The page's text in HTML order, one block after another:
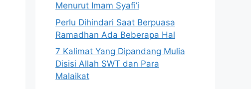
Menurut Imam Syafi’i
Perlu Dihindari Saat Berpuasa
Ramadhan Ada Beberapa Hal
7 Kalimat Yang Dipandang Mulia
Disisi Allah SWT dan Para
Malaikat